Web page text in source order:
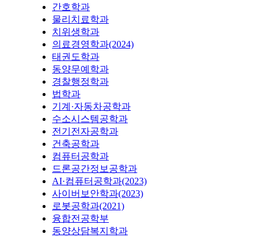
간호학과
물리치료학과
치위생학과
의료경영학과(2024)
태권도학과
동양무예학과
경찰행정학과
법학과
기계·자동차공학과
수소시스템공학과
전기전자공학과
건축공학과
컴퓨터공학과
드론공간정보공학과
AI·컴퓨터공학과(2023)
사이버보안학과(2023)
로봇공학과(2021)
융합전공학부
동양상담복지학과